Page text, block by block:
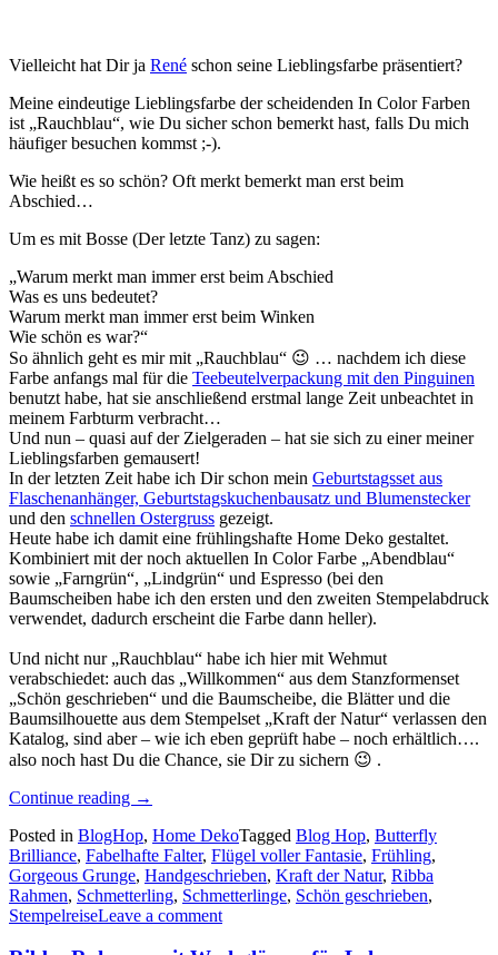
Vielleicht hat Dir ja René schon seine Lieblingsfarbe präsentiert?
Meine eindeutige Lieblingsfarbe der scheidenden In Color Farben
ist „Rauchblau“, wie Du sicher schon bemerkt hast, falls Du mich
häufiger besuchen kommst ;-).
Wie heißt es so schön? Oft merkt bemerkt man erst beim
Abschied…
Um es mit Bosse (Der letzte Tanz) zu sagen:
„Warum merkt man immer erst beim Abschied
Was es uns bedeutet?
Warum merkt man immer erst beim Winken
Wie schön es war?“
So ähnlich geht es mir mit „Rauchblau“ 😉 … nachdem ich diese
Farbe anfangs mal für die Teebeutelverpackung mit den Pinguinen
benutzt habe, hat sie anschließend erstmal lange Zeit unbeachtet in
meinem Farbturm verbracht…
Und nun – quasi auf der Zielgeraden – hat sie sich zu einer meiner
Lieblingsfarben gemausert!
In der letzten Zeit habe ich Dir schon mein Geburtstagsset aus
Flaschenanhänger, Geburtstagskuchenbausatz und Blumenstecker
und den schnellen Ostergruss gezeigt.
Heute habe ich damit eine frühlingshafte Home Deko gestaltet.
Kombiniert mit der noch aktuellen In Color Farbe „Abendblau“
sowie „Farngrün“, „Lindgrün“ und Espresso (bei den
Baumscheiben habe ich den ersten und den zweiten Stempelabdruck
verwendet, dadurch erscheint die Farbe dann heller).
Und nicht nur „Rauchblau“ habe ich hier mit Wehmut
verabschiedet: auch das „Willkommen“ aus dem Stanzformenset
„Schön geschrieben“ und die Baumscheibe, die Blätter und die
Baumsilhouette aus dem Stempelset „Kraft der Natur“ verlassen den
Katalog, sind aber – wie ich eben geprüft habe – noch erhältlich….
also noch hast Du die Chance, sie Dir zu sichern 😉 .
Continue reading „Stempelreise
Ciao
InColors!…“
→
Posted in BlogHop, Home DekoTagged Blog Hop, Butterfly
Brilliance, Fabelhafte Falter, Flügel voller Fantasie, Frühling,
Gorgeous Grunge, Handgeschrieben, Kraft der Natur, Ribba
Rahmen, Schmetterling, Schmetterlinge, Schön geschrieben,
StempelreiseLeave a comment